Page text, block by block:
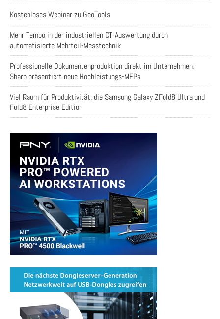
Kostenloses Webinar zu GeoTools
Mehr Tempo in der industriellen CT-Auswertung durch
automatisierte Mehrteil-Messtechnik
Professionelle Dokumentenproduktion direkt im Unternehmen:
Sharp präsentiert neue Hochleistungs-MFPs
Viel Raum für Produktivität: die Samsung Galaxy ZFold8 Ultra und
Fold8 Enterprise Edition